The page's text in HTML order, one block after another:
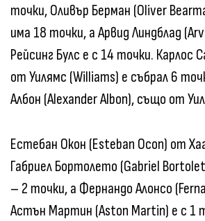
точки, Оливър Берман (Oliver
има 18 точки, а Арвид Линдблад
Рейсинг Булс е с 14 точки. Карлос
от Уилямс (Williams) е събрал 6
Албон (Alexander Albon), също от
Естебан Окон (Esteban Ocon) от
Габриел Бортолето (Gabriel
– 2 точки, а Фернандо Алонсо
Астън Мартин (Aston Martin) е с 1